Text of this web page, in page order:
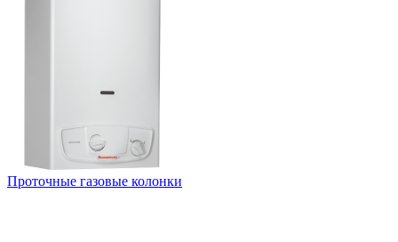
Проточные газовые колонки